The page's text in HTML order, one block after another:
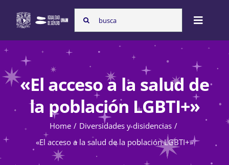
content
Search
for:
Toggle
Nosotras
Programas
«El acceso a la salud de
la población LGBTI+»
Home
Diversidades y disidencias
«El acceso a la salud de la población LGBTI+»